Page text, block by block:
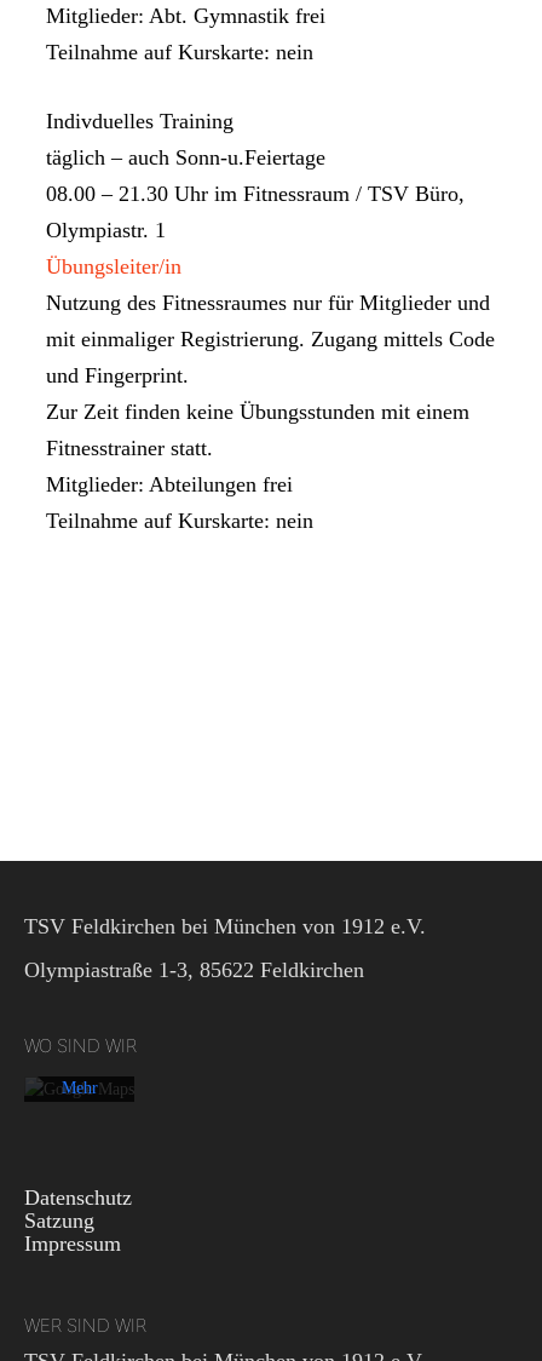
Mitglieder: Abt. Gymnastik frei
Teilnahme auf Kurskarte: nein
Indivduelles Training
täglich – auch Sonn-u.Feiertage
08.00 – 21.30 Uhr im Fitnessraum / TSV Büro,
Olympiastr. 1
Übungsleiter/in
Nutzung des Fitnessraumes nur für Mitglieder und
mit einmaliger Registrierung. Zugang mittels Code
und Fingerprint.
Zur Zeit finden keine Übungsstunden mit einem
Fitnesstrainer statt.
Mitglieder: Abteilungen frei
Teilnahme auf Kurskarte: nein
TSV Feldkirchen bei München von 1912 e.V.
Olympiastraße 1-3, 85622 Feldkirchen
WO SIND WIR
Karte
akzeptieren
Sie die
von
Mehr
laden
Google
Datenschutz
Satzung
Impressum
WER SIND WIR